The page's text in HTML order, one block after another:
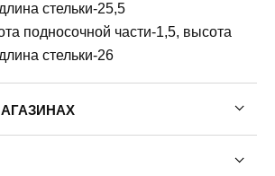
стельки-25,5
подносочной части-1,5, высота
стельки-26